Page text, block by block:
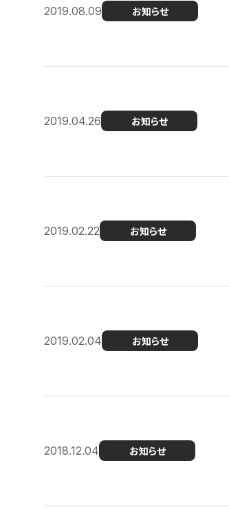
2019.08.09 お知らせ
2019.04.26 お知らせ
2019.02.22 お知らせ
2019.02.04 お知らせ
2018.12.04 お知らせ